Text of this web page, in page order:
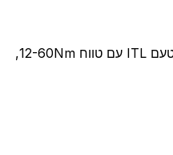
מפתח מומנט מבודד 3/8 אינץ' מטעם ITL עם טווח 12-60Nm,